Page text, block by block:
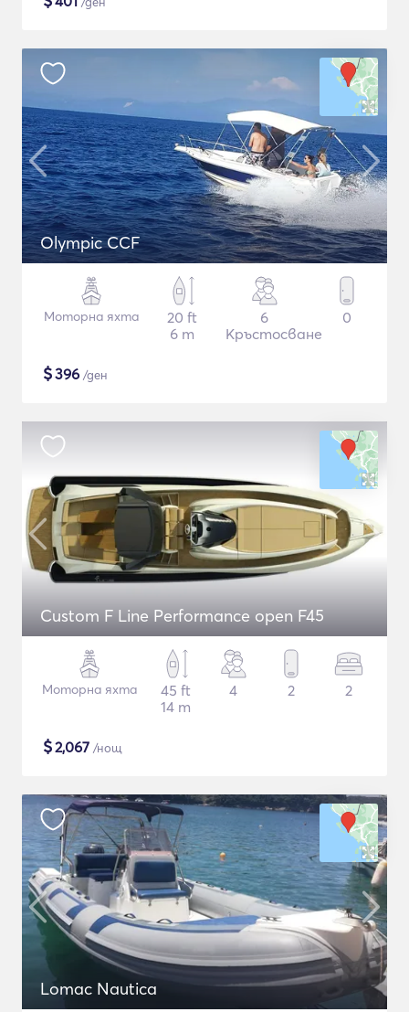
Olympic CCF
Моторна яхта
20 ft
6 m
6
Кръстосване
0
$396 /ден
Custom F Line Performance open F45
Моторна яхта
45 ft
14 m
4 2 2
$2,067 /нощ
Lomac Nautica